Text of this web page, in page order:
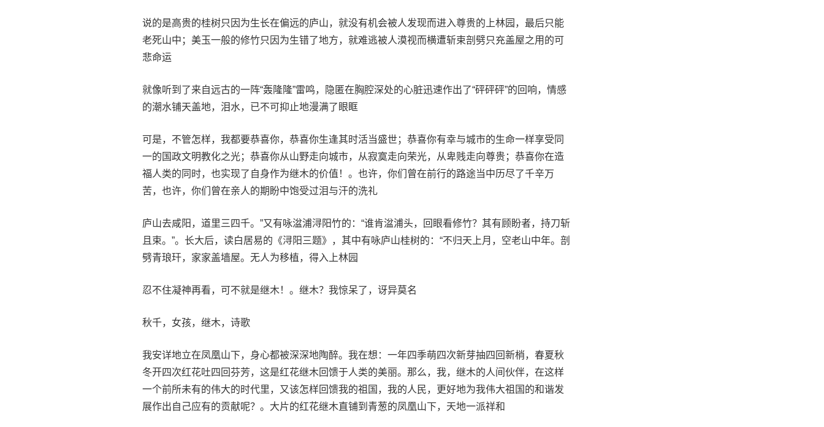
说的是高贵的桂树只因为生长在偏远的庐山，就没有机会被人发现而进入尊贵的上林园，最后只能
老死山中；美玉一般的修竹只因为生错了地方，就难逃被人漠视而横遭斩束剖劈只充盖屋之用的可
悲命运
就像听到了来自远古的一阵“轰隆隆”雷鸣，隐匿在胸腔深处的心脏迅速作出了“砰砰砰”的回响，情感
的潮水铺天盖地，泪水，已不可抑止地漫满了眼眶
可是，不管怎样，我都要恭喜你，恭喜你生逢其时活当盛世；恭喜你有幸与城市的生命一样享受同
一的国政文明教化之光；恭喜你从山野走向城市，从寂寞走向荣光，从卑贱走向尊贵；恭喜你在造
福人类的同时，也实现了自身作为继木的价值！。也许，你们曾在前行的路途当中历尽了千辛万
苦，也许，你们曾在亲人的期盼中饱受过泪与汗的洗礼
庐山去咸阳，道里三四千。”又有咏湓浦浔阳竹的：“谁肯湓浦头，回眼看修竹？其有顾盼者，持刀斩
且束。”。长大后，读白居易的《浔阳三题》，其中有咏庐山桂树的：“不归天上月，空老山中年。剖
劈青琅玕，家家盖墙屋。无人为移植，得入上林园
忍不住凝神再看，可不就是继木！。继木？我惊呆了，讶异莫名
秋千，女孩，继木，诗歌
我安详地立在凤凰山下，身心都被深深地陶醉。我在想：一年四季萌四次新芽抽四回新梢，春夏秋
冬开四次红花吐四回芬芳，这是红花继木回馈于人类的美丽。那么，我，继木的人间伙伴，在这样
一个前所未有的伟大的时代里，又该怎样回馈我的祖国，我的人民，更好地为我伟大祖国的和谐发
展作出自己应有的贡献呢？。大片的红花继木直铺到青葱的凤凰山下，天地一派祥和